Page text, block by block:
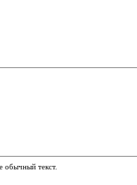
обычный текст.